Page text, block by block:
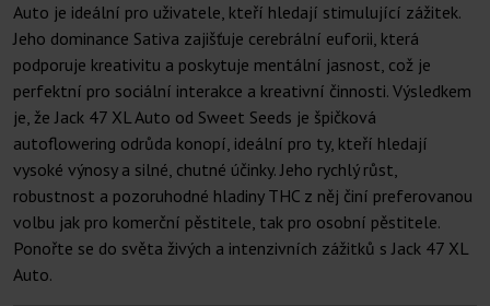
Auto je ideální pro uživatele, kteří hledají stimulující zážitek.
Jeho dominance Sativa zajišťuje cerebrální euforii, která
podporuje kreativitu a poskytuje mentální jasnost, což je
perfektní pro sociální interakce a kreativní činnosti. Výsledkem
je, že Jack 47 XL Auto od Sweet Seeds je špičková
autoflowering odrůda konopí, ideální pro ty, kteří hledají
vysoké výnosy a silné, chutné účinky. Jeho rychlý růst,
robustnost a pozoruhodné hladiny THC z něj činí preferovanou
volbu jak pro komerční pěstitele, tak pro osobní pěstitele.
Ponořte se do světa živých a intenzivních zážitků s Jack 47 XL
Auto.